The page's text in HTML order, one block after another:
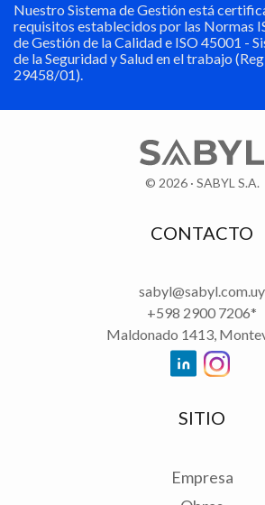
Nuestro Sistema de Gestión está
requisitos establecidos por las Normas
de Gestión de la Calidad e ISO 45001 -
de la Seguridad y Salud en el trabajo
29458/01).
© 2026 · SABYL S.A.
CONTACTO
sabyl@sabyl.com.uy
+598 2900 7206*
Maldonado 1413,
SABYL en
SABYL
SITIO
Empresa